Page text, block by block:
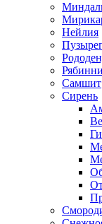
Нейлия
Самшит
Сирень